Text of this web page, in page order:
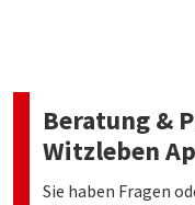
Beratung &
Witzleben
Sie haben Fragen